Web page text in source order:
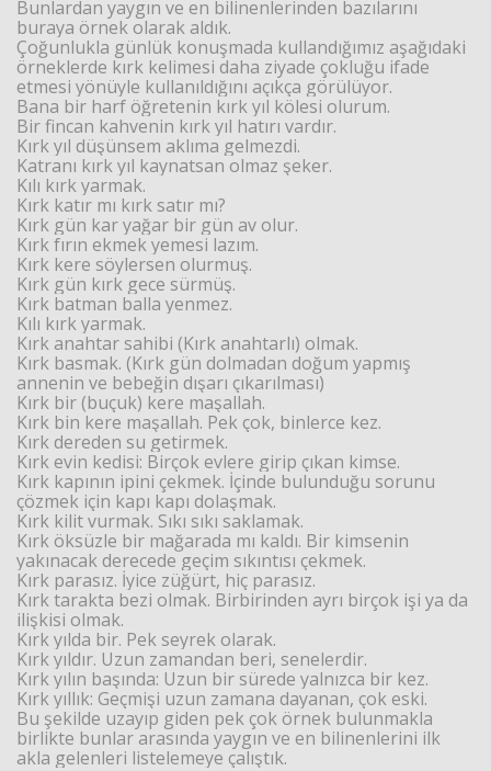
Bunlardan yaygın ve en bilinenlerinden bazılarını
buraya örnek olarak aldık.
Çoğunlukla günlük konuşmada kullandığımız aşağıdaki
örneklerde kırk kelimesi daha ziyade çokluğu ifade
etmesi yönüyle kullanıldığını açıkça görülüyor.
Bana bir harf öğretenin kırk yıl kölesi olurum.
Bir fincan kahvenin kırk yıl hatırı vardır.
Kırk yıl düşünsem aklıma gelmezdi.
Katranı kırk yıl kaynatsan olmaz şeker.
Kılı kırk yarmak.
Kırk katır mı kırk satır mı?
Kırk gün kar yağar bir gün av olur.
Kırk fırın ekmek yemesi lazım.
Kırk kere söylersen olurmuş.
Kırk gün kırk gece sürmüş.
Kırk batman balla yenmez.
Kılı kırk yarmak.
Kırk anahtar sahibi (Kırk anahtarlı) olmak.
Kırk basmak. (Kırk gün dolmadan doğum yapmış
annenin ve bebeğin dışarı çıkarılması)
Kırk bir (buçuk) kere maşallah.
Kırk bin kere maşallah. Pek çok, binlerce kez.
Kırk dereden su getirmek.
Kırk evin kedisi: Birçok evlere girip çıkan kimse.
Kırk kapının ipini çekmek. İçinde bulunduğu sorunu
çözmek için kapı kapı dolaşmak.
Kırk kilit vurmak. Sıkı sıkı saklamak.
Kırk öksüzle bir mağarada mı kaldı. Bir kimsenin
yakınacak derecede geçim sıkıntısı çekmek.
Kırk parasız. İyice züğürt, hiç parasız.
Kırk tarakta bezi olmak. Birbirinden ayrı birçok işi ya da
ilişkisi olmak.
Kırk yılda bir. Pek seyrek olarak.
Kırk yıldır. Uzun zamandan beri, senelerdir.
Kırk yılın başında: Uzun bir sürede yalnızca bir kez.
Kırk yıllık: Geçmişi uzun zamana dayanan, çok eski.
Bu şekilde uzayıp giden pek çok örnek bulunmakla
birlikte bunlar arasında yaygın ve en bilinenlerini ilk
akla gelenleri listelemeye çalıştık.